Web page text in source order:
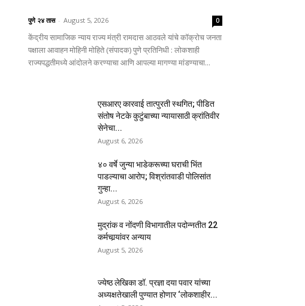
पुणे २४ तास - August 5, 2026 0
केंद्रीय सामाजिक न्याय राज्य मंत्री रामदास आठवले यांचे कॉक्रोच जनता
पक्षाला आवाहन मोहिनी मोहिते (संपादक) पुणे प्रतिनिधी : लोकशाही
राज्यपद्धतीमध्ये आंदोलने करण्याचा आणि आपल्या मागण्या मांडण्याचा...
एसआरए कारवाई तात्पुरती स्थगित; पीडित
संतोष नेटके कुटुंबाच्या न्यायासाठी क्रांतिवीर
सेनेचा...
August 6, 2026
४० वर्षे जुन्या भाडेकरूच्या घराची भिंत
पाडल्याचा आरोप; विश्रांतवाडी पोलिसांत
गुन्हा...
August 6, 2026
मुद्रांक व नोंदणी विभागातील पदोन्नतीत 22
कर्मचार्‍यांवर अन्याय
August 5, 2026
ज्येष्ठ लेखिका डॉ. प्रज्ञा दया पवार यांच्या
अध्यक्षतेखाली पुण्यात होणार ‘लोकशाहीर...